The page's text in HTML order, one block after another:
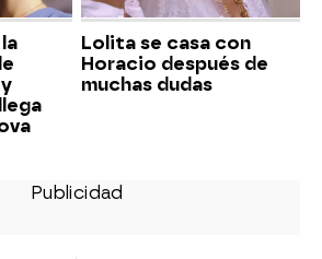
Lolita se casa con
Horacio después de
muchas dudas